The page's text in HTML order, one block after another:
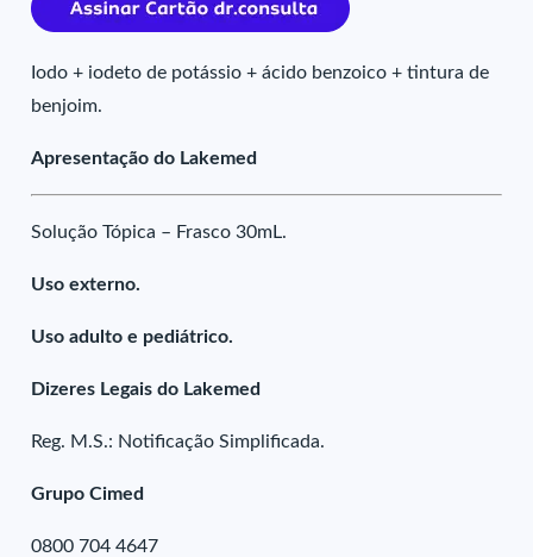
Iodo + iodeto de potássio + ácido benzoico + tintura de
benjoim.
Apresentação do Lakemed
Solução Tópica – Frasco 30mL.
Uso externo.
Uso adulto e pediátrico.
Dizeres Legais do Lakemed
Reg. M.S.: Notificação Simplificada.
Grupo Cimed
0800 704 4647